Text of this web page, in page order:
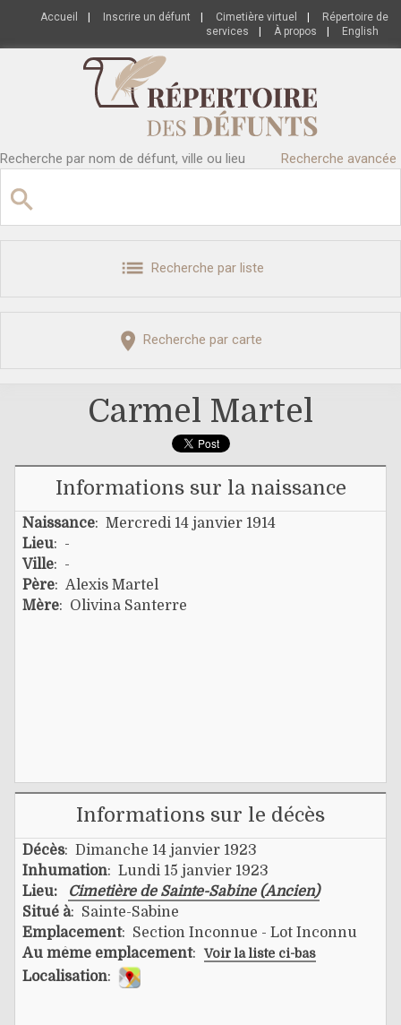
Accueil Inscrire un défunt Cimetière virtuel
Répertoire de
services
À propos English
Recherche par nom de défunt, ville ou lieu Recherche avancée
Recherche par liste
Recherche par carte
Carmel Martel
Informations sur la naissance
Naissance: Mercredi 14 janvier 1914
Lieu: -
Ville: -
Père: Alexis Martel
Mère: Olivina Santerre
Informations sur le décès
Décès: Dimanche 14 janvier 1923
Inhumation: Lundi 15 janvier 1923
Lieu:
Cimetière de Sainte-Sabine (Ancien)
Situé à: Sainte-Sabine
Emplacement: Section Inconnue - Lot Inconnu
Au même emplacement: Voir la liste ci-bas
Localisation: